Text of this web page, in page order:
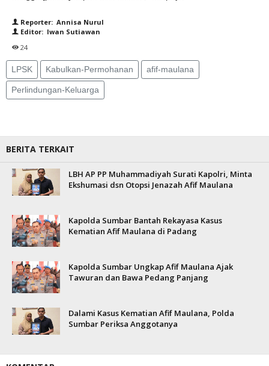
Reporter: Annisa Nurul
Editor: Iwan Sutiawan
24
LPSK Kabulkan-Permohanan afif-maulana
Perlindungan-Keluarga
BERITA TERKAIT
LBH AP PP Muhammadiyah Surati Kapolri, Minta
Ekshumasi dsn Otopsi Jenazah Afif Maulana
Kapolda Sumbar Bantah Rekayasa Kasus
Kematian Afif Maulana di Padang
Kapolda Sumbar Ungkap Afif Maulana Ajak
Tawuran dan Bawa Pedang Panjang
Dalami Kasus Kematian Afif Maulana, Polda
Sumbar Periksa Anggotanya